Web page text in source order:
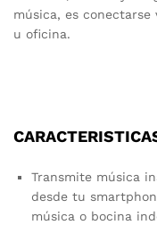
música, es
u oficina.
Transmite música
desde tu
música o bocina